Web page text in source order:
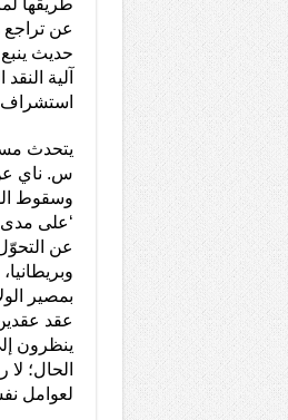
طريقها
عن تراجع
حديث
آلية
يتحدث
س. ناي
وسقوط
‘على مدى
عن
بمصير
عقد
ينظرون
الحال؛
لعوامل